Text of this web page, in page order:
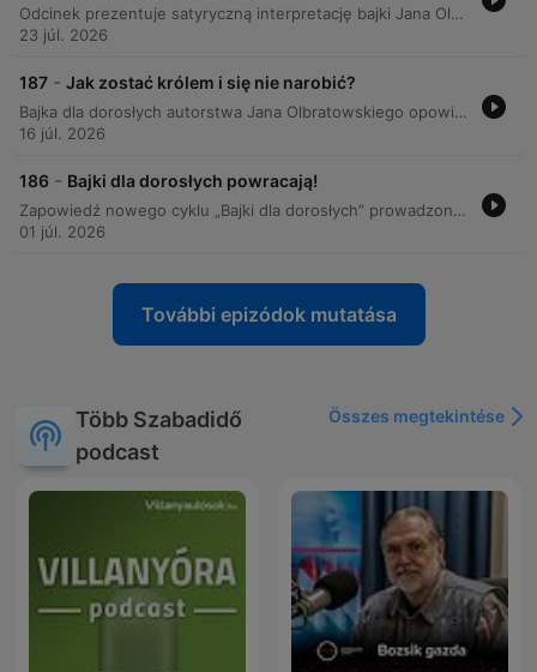
Odcinek prezentuje satyryczną interpretację bajki Jana Olbratowskiego pod tytułem „Rycerz, Księżniczka, Wieża i Czarodziej”. Narratorzy analizują cykl absurdalnych decyzji króla i jego doradców, którzy próbując rozwiązać kolejne problemy królestwa – od braku rycerzy po nadmiar wież – doprowadzają do całkowitego paraliżu gospodarczego i społecznego. Opowieść ukazuje mechanizm nieustannego kreowania nowych ról społecznych kosztem podstawowych funkcji państwa, co ostatecznie prowadzi do upadku królestwa i ucieczki doradców ze skarbem.
23 júl. 2026
187 - Jak zostać królem i się nie narobić?
Bajka dla dorosłych autorstwa Jana Olbratowskiego opowiada historię Józka, skromnego chłopaka, który przypadkiem wyciąga święty miecz z kamienia podczas poszukiwań materiałów na ogrodzenie dla swojego ojca. To czyn sprawia, że prosty młodzieniec zostaje uznany za wybrańca przeznaczenia i koronowany na króla, co wciąga go w wir politycznych intryg oraz walki ze złym czarnoksiężnikiem. Opowieść przedstawia humorystyczne podejście do motywów baśniowych, łącząc elementy epickiej przygody z prozą życia wiejskiego i trudną relacją z surowym ojcem. Ostateczne zwycięstwo nad ciemnością następuje w sposób całkowicie nieplanowany, a rządy nowego monarchy przynoszą królestwu złoty wiek.
16 júl. 2026
186 - Bajki dla dorosłych powracają!
Zapowiedź nowego cyklu „Bajki dla dorosłych” prowadzonego przez Przemysława Skowrona, Tomasza Olbratowskiego i Jacka Tonkowicza, który w groteskowy sposób reinterpretuje znane opowieści. Nowe odcinki będą dostępne latem na stronie RMF ON oraz platformach podcastowych.
01 júl. 2026
További epizódok mutatása
Több Szabadidő
podcast
Összes megtekintése